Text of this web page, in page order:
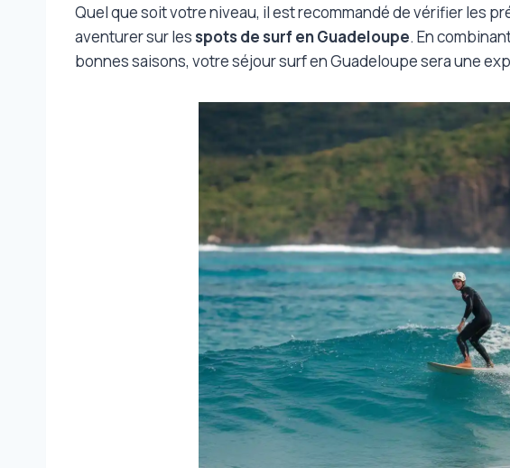
Quel que soit votre niveau, il est recommandé de vérifier les
aventurer sur les spots de surf en Guadeloupe. En
bonnes saisons, votre séjour surf en Guadeloupe sera une